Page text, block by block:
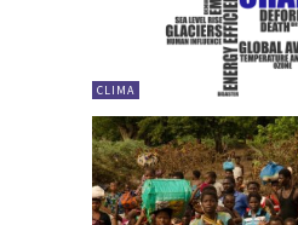
CLIMA